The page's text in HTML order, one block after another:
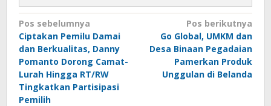
Navigasi
pos
Pos sebelumnya
Ciptakan Pemilu Damai
dan Berkualitas, Danny
Pomanto Dorong Camat-
Lurah Hingga RT/RW
Tingkatkan Partisipasi
Pemilih
Pos berikutnya
Go Global, UMKM dan
Desa Binaan Pegadaian
Pamerkan Produk
Unggulan di Belanda